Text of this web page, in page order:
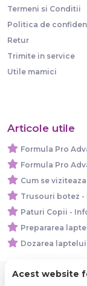
Termeni si Conditii
Politica de
Retur
Trimite in service
Utile mamici
Articole utile
Formula Pro
Formula Pro
Cum se
Trusouri botez -
Paturi Copii -
Prepararea
Dozarea
Acest website